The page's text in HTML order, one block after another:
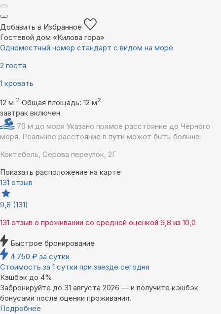
Добавить в Избранное
Гостевой дом «Килова гора»
Одноместный номер стандарт с видом на море
2 гостя
1 кровать
12 м 2 Общая площадь: 12 м2
завтрак включен
70 м до моря Указано прямое расстояние до Чёрного
моря. Реальное расстояние в пути может быть больше.
Коктебель, Серова переулок, 2Г
Показать расположение на карте
131 отзыв
9,8 (131)
131 отзыв о проживании со средней оценкой 9,8 из 10,0
Быстрое бронирование
4 750 ₽ за сутки
Стоимость за 1 сутки при заезде сегодня
Кэшбэк до 4%
Забронируйте до 31 августа 2026 — и получите кэшбэк
бонусами после оценки проживания.
Подробнее